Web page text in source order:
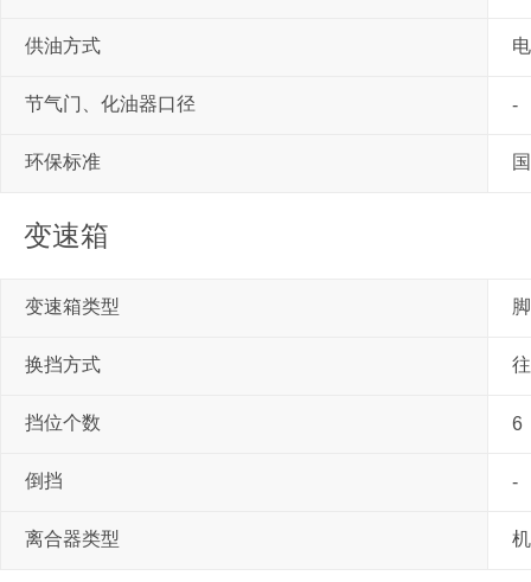
供油方式
节气门、化油器口径 -
环保标准
变速箱
变速箱类型
换挡方式
挡位个数 6
倒挡 -
离合器类型